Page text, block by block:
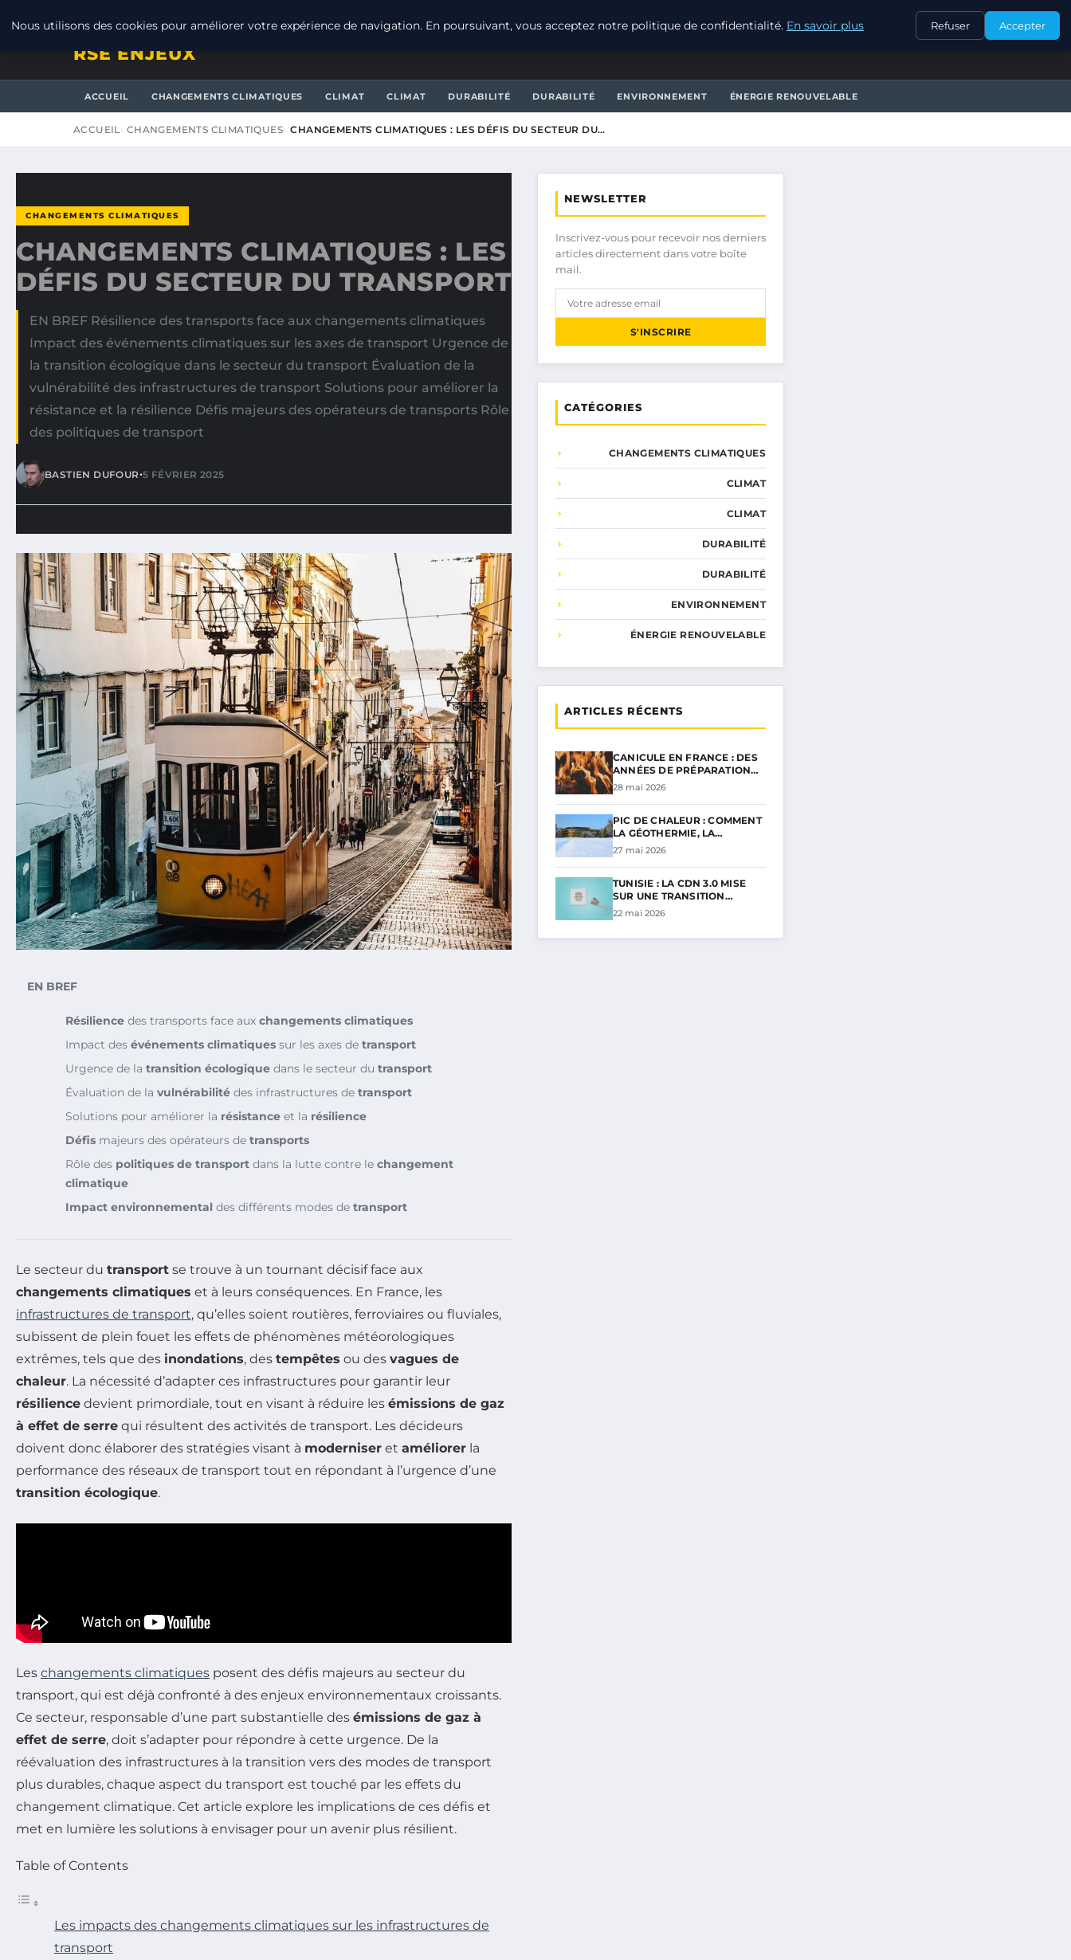
CONTACT
RSE ENJEUX
ACCUEIL CHANGEMENTS CLIMATIQUES CLIMAT CLIMAT DURABILITÉ DURABILITÉ ENVIRONNEMENT ÉNERGIE RENOUVELABLE
ACCUEIL CHANGEMENTS CLIMATIQUES CHANGEMENTS CLIMATIQUES : LES DÉFIS DU SECTEUR DU…
CHANGEMENTS CLIMATIQUES
CHANGEMENTS CLIMATIQUES : LES
DÉFIS DU SECTEUR DU TRANSPORT
EN BREF Résilience des transports face aux changements climatiques
Impact des événements climatiques sur les axes de transport Urgence de
la transition écologique dans le secteur du transport Évaluation de la
vulnérabilité des infrastructures de transport Solutions pour améliorer la
résistance et la résilience Défis majeurs des opérateurs de transports Rôle
des politiques de transport
BASTIEN DUFOUR•5 FÉVRIER 2025
EN BREF
Résilience des transports face aux changements climatiques
Impact des événements climatiques sur les axes de transport
Urgence de la transition écologique dans le secteur du transport
Évaluation de la vulnérabilité des infrastructures de transport
Solutions pour améliorer la résistance et la résilience
Défis majeurs des opérateurs de transports
Rôle des politiques de transport dans la lutte contre le changement
climatique
Impact environnemental des différents modes de transport
Le secteur du transport se trouve à un tournant décisif face aux
changements climatiques et à leurs conséquences. En France, les
infrastructures de transport, qu’elles soient routières, ferroviaires ou fluviales,
subissent de plein fouet les effets de phénomènes météorologiques
extrêmes, tels que des inondations, des tempêtes ou des vagues de
chaleur. La nécessité d’adapter ces infrastructures pour garantir leur
résilience devient primordiale, tout en visant à réduire les émissions de gaz
à effet de serre qui résultent des activités de transport. Les décideurs
doivent donc élaborer des stratégies visant à moderniser et améliorer la
performance des réseaux de transport tout en répondant à l’urgence d’une
transition écologique.
Les changements climatiques posent des défis majeurs au secteur du
transport, qui est déjà confronté à des enjeux environnementaux croissants.
Ce secteur, responsable d’une part substantielle des émissions de gaz à
effet de serre, doit s’adapter pour répondre à cette urgence. De la
réévaluation des infrastructures à la transition vers des modes de transport
plus durables, chaque aspect du transport est touché par les effets du
changement climatique. Cet article explore les implications de ces défis et
met en lumière les solutions à envisager pour un avenir plus résilient.
Table of Contents
Les impacts des changements climatiques sur les infrastructures de
transport
NEWSLETTER
Inscrivez-vous pour recevoir nos derniers
articles directement dans votre boîte
mail.
S'INSCRIRE
CATÉGORIES
CHANGEMENTS CLIMATIQUES
CLIMAT
CLIMAT
DURABILITÉ
DURABILITÉ
ENVIRONNEMENT
ÉNERGIE RENOUVELABLE
ARTICLES RÉCENTS
CANICULE EN FRANCE : DES
ANNÉES DE PRÉPARATION…
28 mai 2026
PIC DE CHALEUR : COMMENT
LA GÉOTHERMIE, LA…
27 mai 2026
TUNISIE : LA CDN 3.0 MISE
SUR UNE TRANSITION…
22 mai 2026
Nous utilisons des cookies pour améliorer votre expérience de navigation. En poursuivant, vous acceptez notre politique de confidentialité. En savoir plus Refuser Accepter